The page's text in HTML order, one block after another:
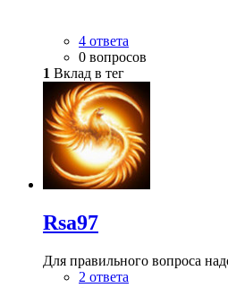
4 ответа
0 вопросов
1 Вклад в тег
Rsa97
Для правильного вопроса
2 ответа